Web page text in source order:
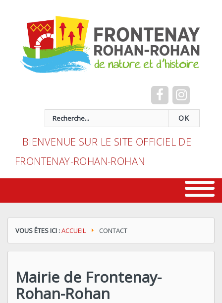
OK
BIENVENUE SUR LE SITE OFFICIEL DE
FRONTENAY-ROHAN-ROHAN
VOUS ÊTES ICI :ACCUEIL CONTACT
Mairie de Frontenay-
Rohan-Rohan